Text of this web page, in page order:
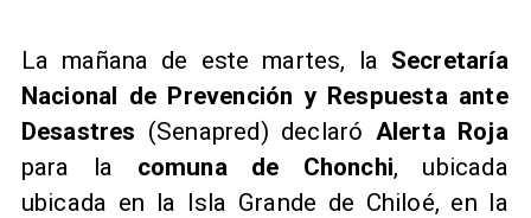
​La mañana de este martes, la Secretaría
Nacional de Prevención y Respuesta ante
Desastres (Senapred) declaró Alerta Roja
para la comuna de Chonchi, ubicada
ubicada en la Isla Grande de Chiloé, en la